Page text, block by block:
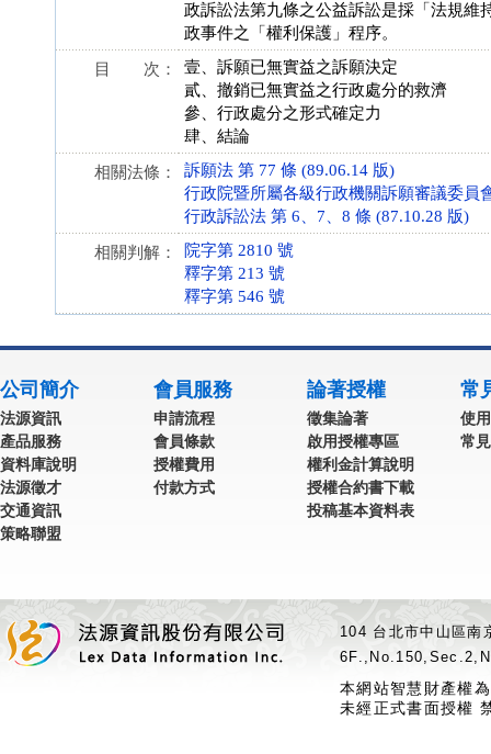
政訴訟法第九條之公益訴訟是採「法規維
政事件之「權利保護」程序。
目 次：
壹、訴願已無實益之訴願決定
貳、撤銷已無實益之行政處分的救濟
參、行政處分之形式確定力
肆、結論
相關法條：
訴願法 第 77 條 (89.06.14 版)
行政院暨所屬各級行政機關訴願審議委員
行政訴訟法 第 6、7、8 條 (87.10.28 版)
相關判解：
院字第 2810 號
釋字第 213 號
釋字第 546 號
公司簡介
法源資訊
產品服務
資料庫說明
法源徵才
交通資訊
策略聯盟
會員服務
申請流程
會員條款
授權費用
付款方式
論著授權
徵集論著
啟用授權專區
權利金計算說明
授權合約書下載
投稿基本資料表
常
使
常
104 台北市中山區
本網站智慧財產權
未經正式書面授權